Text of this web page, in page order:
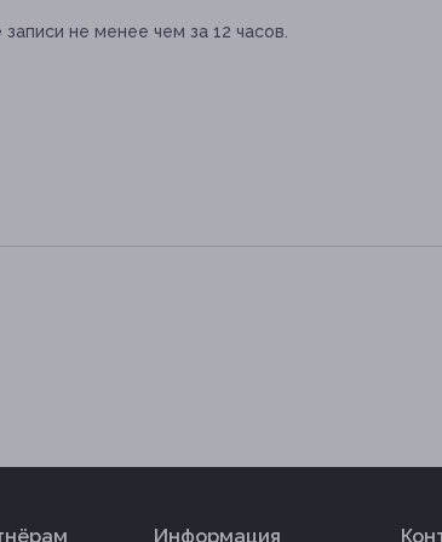
не менее чем за 12 часов.
Информация